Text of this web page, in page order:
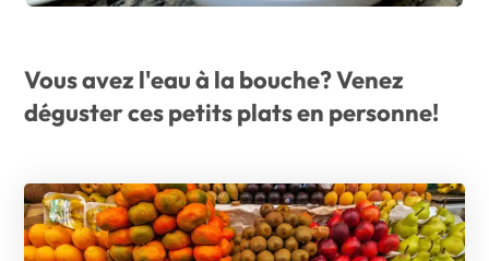
Vous avez l'eau à la bouche? Venez
déguster ces petits plats en personne!